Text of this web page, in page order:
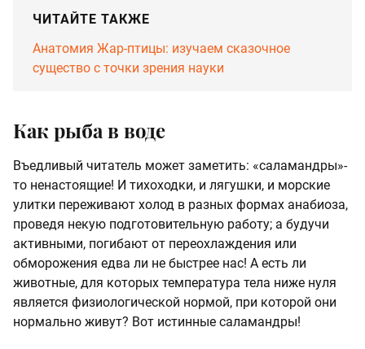
ЧИТАЙТЕ ТАКЖЕ
Анатомия Жар-птицы: изучаем сказочное
существо с точки зрения науки
Как рыба в воде
Въедливый читатель может заметить: «саламандры»-
то ненастоящие! И тихоходки, и лягушки, и морские
улитки переживают холод в разных формах анабиоза,
проведя некую подготовительную работу; а будучи
активными, погибают от переохлаждения или
обморожения едва ли не быстрее нас! А есть ли
животные, для которых температура тела ниже нуля
является физиологической нормой, при которой они
нормально живут? Вот истинные саламандры!